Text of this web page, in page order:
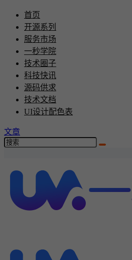
首页
开源系列
服务市场
一秒学院
技术圈子
科技快讯
源码供求
技术文档
UI设计配色表
文章